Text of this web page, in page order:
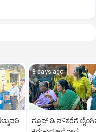
8 days ago
ಗ್ರೂಪ್ ಡಿ ನೌಕರೆಗೆ